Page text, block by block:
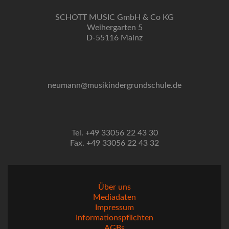
SCHOTT MUSIC GmbH & Co KG
Weihergarten 5
D-55116 Mainz
neumann@musikindergrundschule.de
Tel. +49 33056 22 43 30
Fax. +49 33056 22 43 32
Über uns
Mediadaten
Impressum
Informationspflichten